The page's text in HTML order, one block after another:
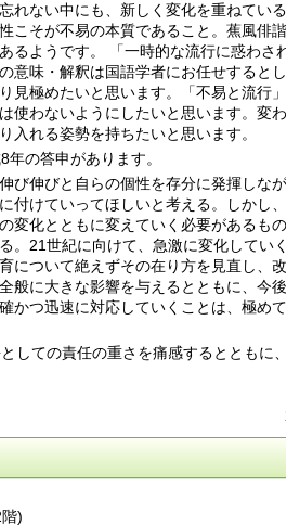
れない中にも、新しく変化を重ねてい
こそが不易の本質であること。蕉風俳
るようです。 「一時的な流行に惑わさ
意味・解釈は国語学者にお任せすると
見極めたいと思います。「不易と流行
使わないようにしたいと思います。変
入れる姿勢を持ちたいと思います。
年の答申があります。
び伸びと自らの個性を存分に発揮しな
付けていってほしいと考える。しかし
変化とともに変えていく必要があるも
。21世紀に向けて、急激に変化してい
について絶えずその在り方を見直し、
般に大きな影響を与えるとともに、今
かつ迅速に対応していくことは、極め
ての責任の重さを痛感するとともに
)